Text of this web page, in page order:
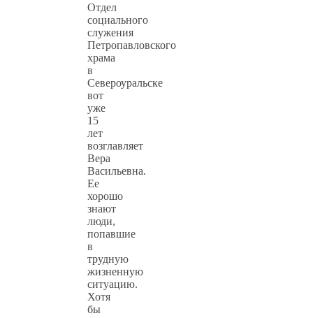
Отдел
социального
служения
Петропавловского
храма
в
Североуральске
вот
уже
15
лет
возглавляет
Вера
Васильевна.
Ее
хорошо
знают
люди,
попавшие
в
трудную
жизненную
ситуацию.
Хотя
бы